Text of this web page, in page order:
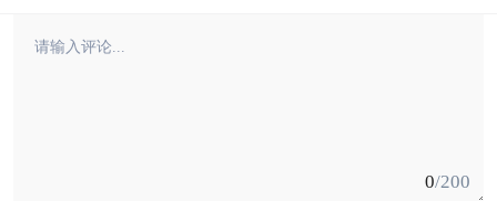
0/200